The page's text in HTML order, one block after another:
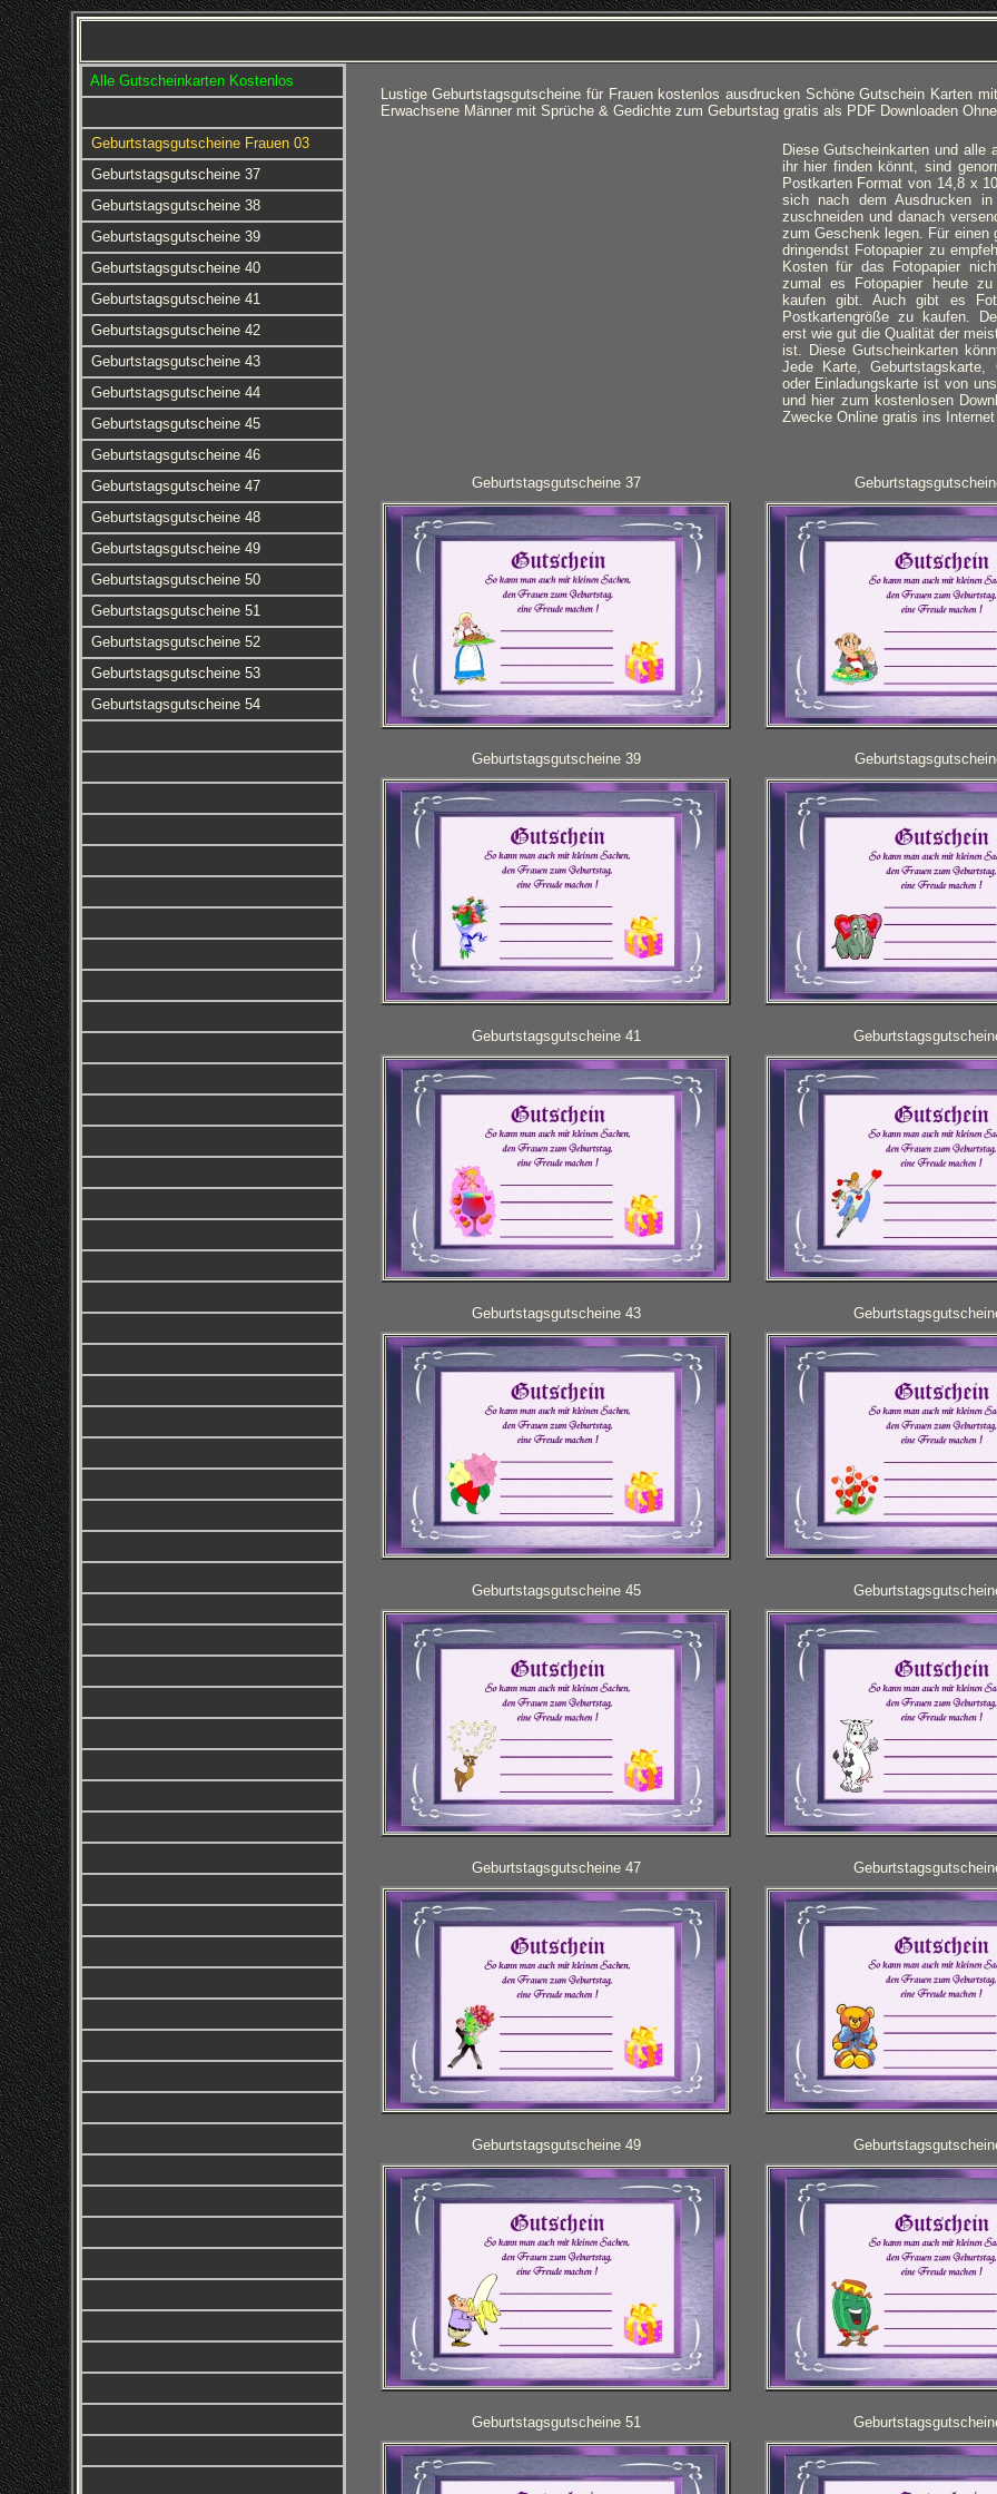
Alle Gutscheinkarten Kostenlos
Geburtstagsgutscheine Frauen 03
Geburtstagsgutscheine 37
Geburtstagsgutscheine 38
Geburtstagsgutscheine 39
Geburtstagsgutscheine 40
Geburtstagsgutscheine 41
Geburtstagsgutscheine 42
Geburtstagsgutscheine 43
Geburtstagsgutscheine 44
Geburtstagsgutscheine 45
Geburtstagsgutscheine 46
Geburtstagsgutscheine 47
Geburtstagsgutscheine 48
Geburtstagsgutscheine 49
Geburtstagsgutscheine 50
Geburtstagsgutscheine 51
Geburtstagsgutscheine 52
Geburtstagsgutscheine 53
Geburtstagsgutscheine 54
Lustige Geburtstagsgutscheine für Frauen kostenlos ausdrucken Schöne Gutschein Karten
Erwachsene Männer mit Sprüche & Gedichte zum Geburtstag gratis als PDF Downloaden
Diese Gutscheinkarten und alle
ihr hier finden könnt, sind
Postkarten Format von 14,8 x
sich nach dem Ausdrucken in
zuschneiden und danach
zum Geschenk legen. Für einen
dringendst Fotopapier zu
Kosten für das Fotopapier
zumal es Fotopapier heute
kaufen gibt. Auch gibt es
Postkartengröße zu kaufen.
erst wie gut die Qualität der
ist. Diese Gutscheinkarten
Jede Karte, Geburtstagskarte,
oder Einladungskarte ist von
und hier zum kostenlosen
Zwecke Online gratis ins
Geburtstagsgutscheine 37
Geburtstagsgutscheine 39
Geburtstagsgutscheine 41
Geburtstagsgutscheine 43
Geburtstagsgutscheine 45
Geburtstagsgutscheine 47
Geburtstagsgutscheine 49
Geburtstagsgutscheine 51